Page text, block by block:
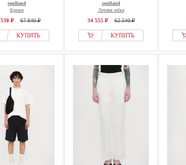
soulland
Брюки
₽ 67 840 ₽
КУПИТЬ
soulland
Летняя юбка
34 555 ₽ 62 540 ₽
КУПИТЬ